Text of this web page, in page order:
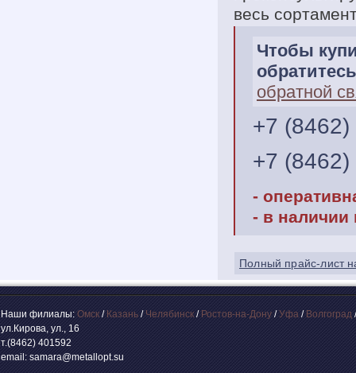
весь
Чтобы
обратной
+7
+7
-
- в наличии
Полный прайс-лист
Наши филиалы:Омск /Казань / Челябинск /Ростов-на-Дону /Уфа /Волгоград
ул.Кирова, ул., 16
т.(8462) 401592
email: samara@metallopt.su